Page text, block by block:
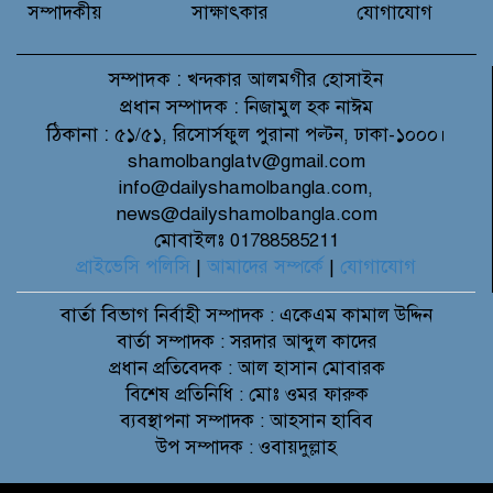
সম্পাদকীয়
সাক্ষাৎকার
যোগাযোগ
সম্পাদক : খন্দকার আলমগীর হোসাইন
প্রধান সম্পাদক : নিজামুল হক নাঈম
ঠিকানা : ৫১/৫১, রিসোর্সফুল পুরানা পল্টন, ঢাকা-১০০০।
shamolbanglatv@gmail.com
info@dailyshamolbangla.com,
news@dailyshamolbangla.com
মোবাইলঃ 01788585211
প্রাইভেসি পলিসি | আমাদের সম্পর্কে | যোগাযোগ
বার্তা বিভাগনির্বাহী সম্পাদক : একেএম কামাল উদ্দিন
বার্তা সম্পাদক : সরদার আব্দুল কাদের
প্রধান প্রতিবেদক : আল হাসান মোবারক
বিশেষ প্রতিনিধি : মোঃ ওমর ফারুক
ব্যবস্থাপনা সম্পাদক : আহসান হাবিব
উপ সম্পাদক : ওবায়দুল্লাহ